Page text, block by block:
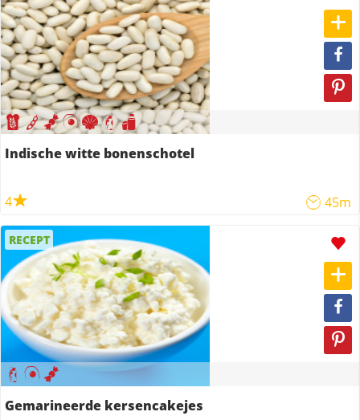
Indische witte bonenschotel
4 45m
RECEPT
Gemarineerde kersencakejes